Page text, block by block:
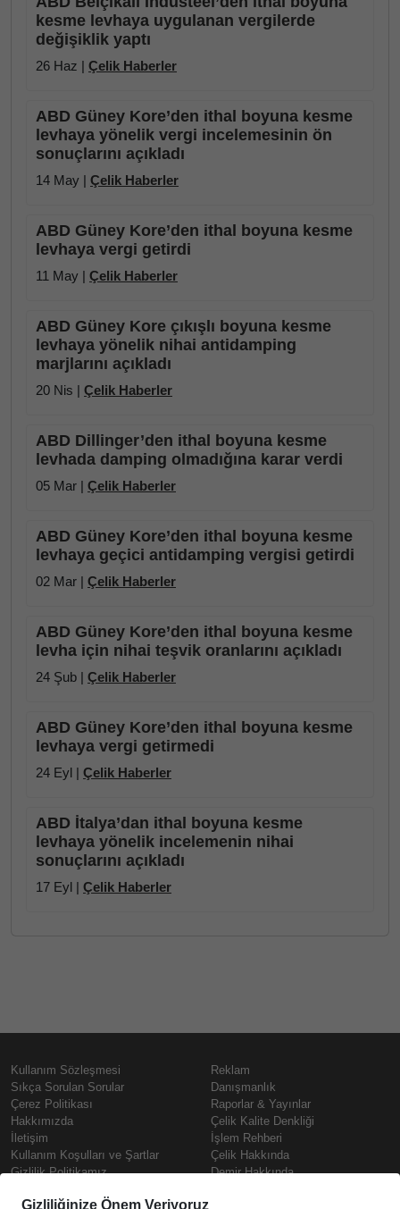
kesme levhaya uygulanan vergilerde
değişiklik yaptı
26 Haz | Çelik Haberler
ABD Güney Kore’den ithal boyuna kesme
levhaya yönelik vergi incelemesinin ön
sonuçlarını açıkladı
14 May | Çelik Haberler
ABD Güney Kore’den ithal boyuna kesme
levhaya vergi getirdi
11 May | Çelik Haberler
ABD Güney Kore çıkışlı boyuna kesme
levhaya yönelik nihai antidamping
marjlarını açıkladı
20 Nis | Çelik Haberler
ABD Dillinger’den ithal boyuna kesme
levhada damping olmadığına karar verdi
05 Mar | Çelik Haberler
ABD Güney Kore’den ithal boyuna kesme
levhaya geçici antidamping vergisi getirdi
02 Mar | Çelik Haberler
ABD Güney Kore’den ithal boyuna kesme
levha için nihai teşvik oranlarını açıkladı
24 Şub | Çelik Haberler
ABD Güney Kore’den ithal boyuna kesme
levhaya vergi getirmedi
24 Eyl | Çelik Haberler
ABD İtalya’dan ithal boyuna kesme
levhaya yönelik incelemenin nihai
sonuçlarını açıkladı
17 Eyl | Çelik Haberler
Kullanım Sözleşmesi
Sıkça Sorulan Sorular
Çerez Politikası
Hakkımızda
İletişim
Kullanım Koşulları ve Şartlar
Gizlilik Politikamız
Prime
Reklam
Danışmanlık
Raporlar & Yayınlar
Çelik Kalite Denkliği
İşlem Rehberi
Çelik Hakkında
Demir Hakkında